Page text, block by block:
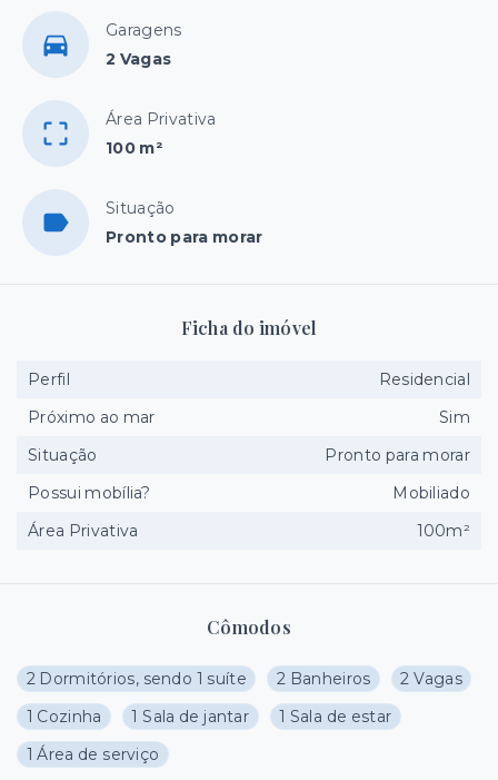
Garagens
2 Vagas
Área Privativa
100 m²
Situação
Pronto para morar
Cômodos
2 Dormitórios, sendo 1 suíte 2 Banheiros
2 Vagas
1 Cozinha
1 Sala de jantar
1 Sala de estar
1 Área de serviço
Ficha do imóvel
Perfil
Residencial
Próximo ao mar
Sim
Situação
Pronto para morar
Possui mobília?
Mobiliado
Área Privativa
100m²